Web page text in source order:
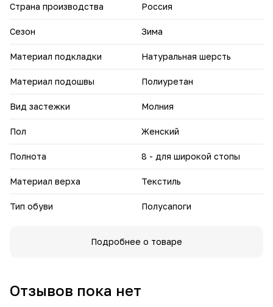
Страна производства Россия
Сезон Зима
Материал подкладки Натуральная шерсть
Материал подошвы Полиуретан
Вид застежки Молния
Пол Женский
Полнота 8 - для широкой стопы
Материал верха Текстиль
Тип обуви Полусапоги
Подробнее о товаре
Отзывов пока нет